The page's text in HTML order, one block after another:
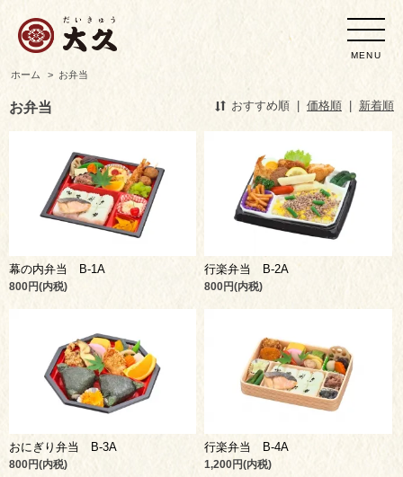
MENU
ホーム > お弁当
お弁当 おすすめ順 価格順 新着順
幕の内弁当 B-1A
800円(内税)
行楽弁当 B-2A
800円(内税)
おにぎり弁当 B-3A
800円(内税)
行楽弁当 B-4A
1,200円(内税)